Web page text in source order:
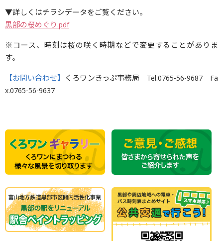
▼詳しくはチラシデータをご覧ください。
黒部の桜めぐり.pdf
※コース、時刻は桜の咲く時期などで変更することがありま
す。
【お問い合わせ】 くろワンきっぷ事務局 Tel.0765-56-9687 Fa
x.0765-56-9637